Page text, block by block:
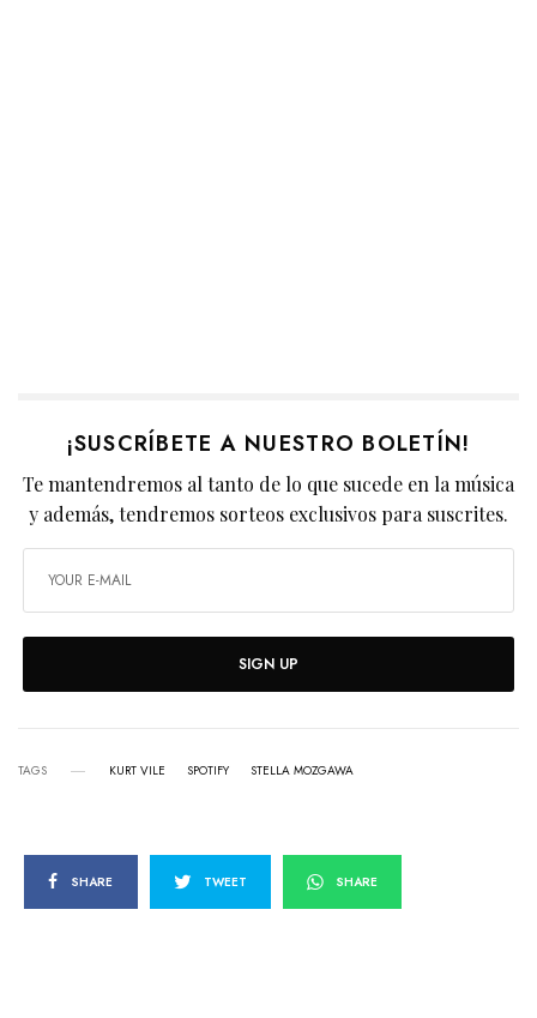
¡SUSCRÍBETE A NUESTRO BOLETÍN!
Te mantendremos al tanto de lo que sucede en la música
y además, tendremos sorteos exclusivos para suscrites.
SIGN UP
TAGS KURT VILE SPOTIFY STELLA MOZGAWA
SHARE TWEET SHARE